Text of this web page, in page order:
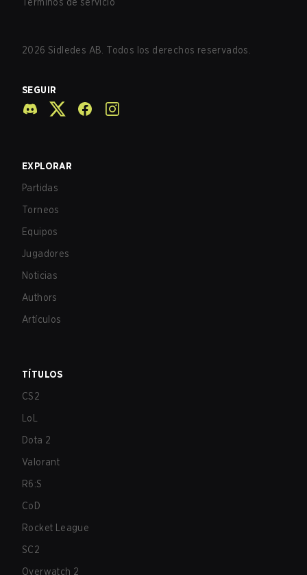
2026 Sidledes AB. Todos los derechos reservados.
SEGUIR
EXPLORAR
Partidas
Torneos
Equipos
Jugadores
Noticias
Authors
Artículos
TÍTULOS
CS2
LoL
Dota 2
Valorant
R6:S
CoD
Rocket League
SC2
Overwatch 2